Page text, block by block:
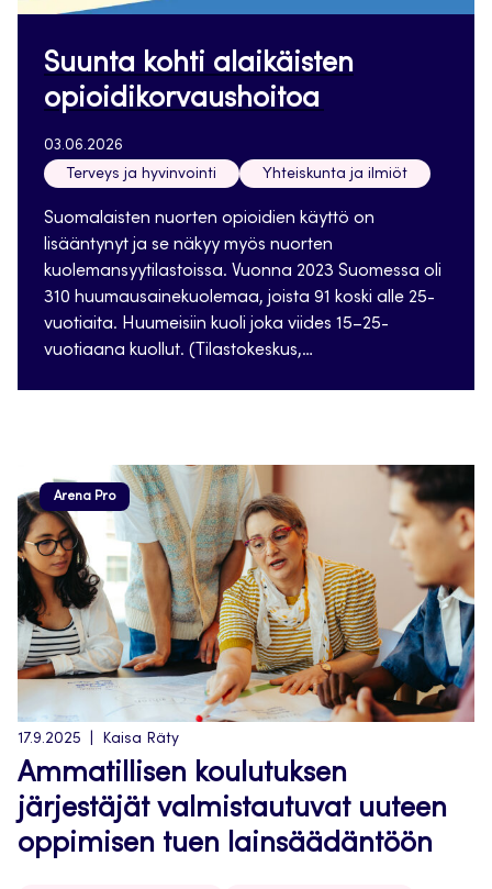
Suunta kohti alaikäisten
opioidikorvaushoitoa
03.06.2026
Terveys ja hyvinvointi
Yhteiskunta ja ilmiöt
Suomalaisten nuorten opioidien käyttö on
lisääntynyt ja se näkyy myös nuorten
kuolemansyytilastoissa. Vuonna 2023 Suomessa oli
310 huumausainekuolemaa, joista 91 koski alle 25-
vuotiaita. Huumeisiin kuoli joka viides 15–25-
vuotiaana kuollut. (Tilastokeskus,…
Arena Pro
17.9.2025 Kaisa Räty
Ammatillisen koulutuksen
järjestäjät valmistautuvat uuteen
oppimisen tuen lainsäädäntöön